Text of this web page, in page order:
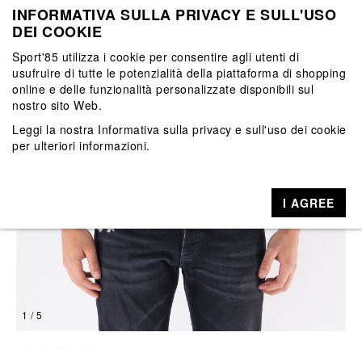
1 / 5
INFORMATIVA SULLA PRIVACY E SULL'USO
DEI COOKIE
Sport'85 utilizza i cookie per consentire agli utenti di
usufruire di tutte le potenzialità della piattaforma di shopping
online e delle funzionalità personalizzate disponibili sul
nostro sito Web.
Leggi la nostra Informativa sulla privacy e sull'uso dei cookie
per ulteriori informazioni.
I AGREE